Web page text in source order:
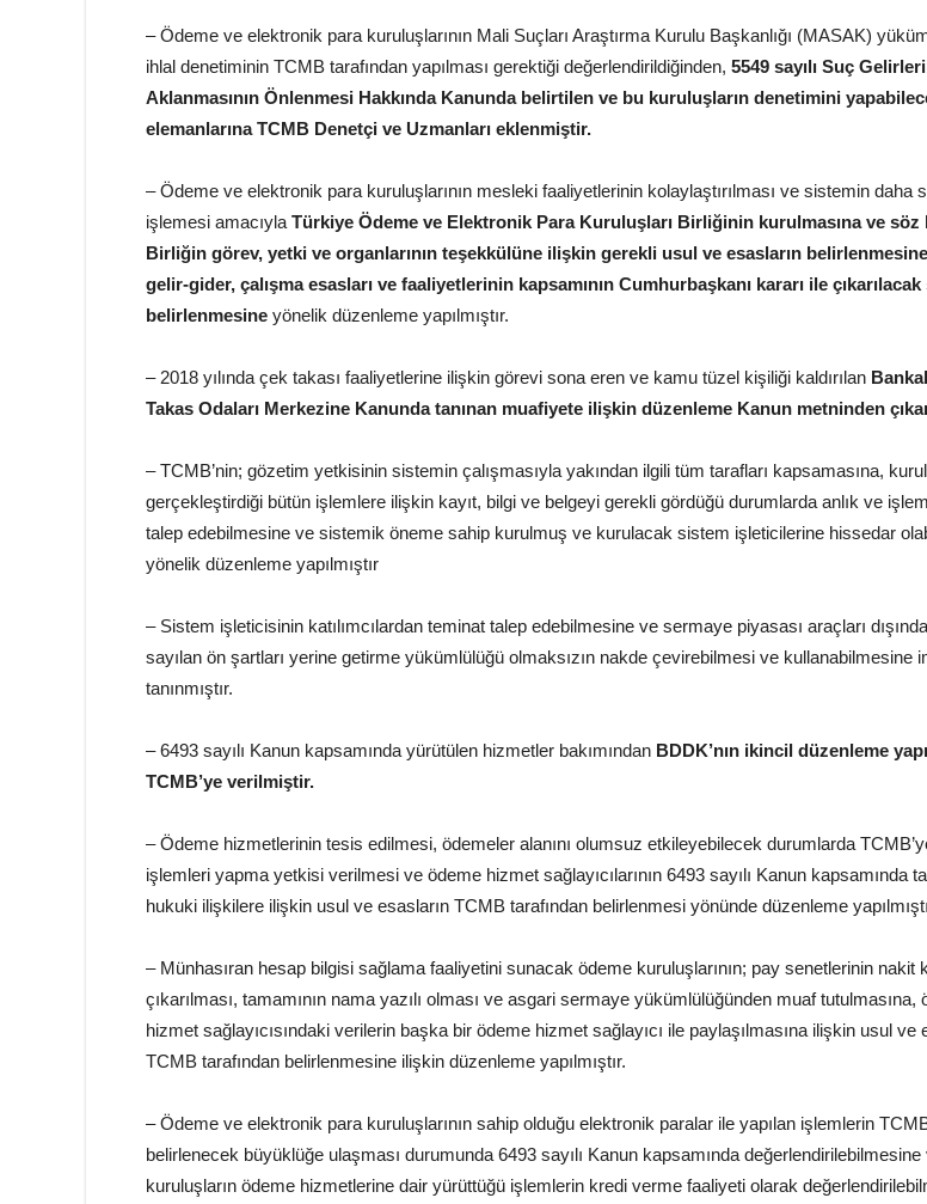
– Ödeme ve elektronik para kuruluşlarının Mali Suçları Araştırma Kurulu Başkanlığı (MASAK)
ihlal denetiminin TCMB tarafından yapılması gerektiği değerlendirildiğinden, 5549 sayılı Suç
Aklanmasının Önlenmesi Hakkında Kanunda belirtilen ve bu kuruluşların denetimini
elemanlarına TCMB Denetçi ve Uzmanları eklenmiştir.
– Ödeme ve elektronik para kuruluşlarının mesleki faaliyetlerinin kolaylaştırılması ve sistemin daha
işlemesi amacıyla Türkiye Ödeme ve Elektronik Para Kuruluşları Birliğinin kurulmasına ve söz
Birliğin görev, yetki ve organlarının teşekkülüne ilişkin gerekli usul ve esasların
gelir-gider, çalışma esasları ve faaliyetlerinin kapsamının Cumhurbaşkanı kararı ile
belirlenmesine yönelik düzenleme yapılmıştır.
– 2018 yılında çek takası faaliyetlerine ilişkin görevi sona eren ve kamu tüzel kişiliği kaldırılan
Takas Odaları Merkezine Kanunda tanınan muafiyete ilişkin düzenleme Kanun metninden
– TCMB’nin; gözetim yetkisinin sistemin çalışmasıyla yakından ilgili tüm tarafları kapsamasına,
gerçekleştirdiği bütün işlemlere ilişkin kayıt, bilgi ve belgeyi gerekli gördüğü durumlarda anlık ve
talep edebilmesine ve sistemik öneme sahip kurulmuş ve kurulacak sistem işleticilerine hissedar
yönelik düzenleme yapılmıştır
– Sistem işleticisinin katılımcılardan teminat talep edebilmesine ve sermaye piyasası araçları
sayılan ön şartları yerine getirme yükümlülüğü olmaksızın nakde çevirebilmesi ve kullanabilmesine
tanınmıştır.
– 6493 sayılı Kanun kapsamında yürütülen hizmetler bakımından BDDK’nın ikincil düzenleme
TCMB’ye verilmiştir.
– Ödeme hizmetlerinin tesis edilmesi, ödemeler alanını olumsuz etkileyebilecek durumlarda
işlemleri yapma yetkisi verilmesi ve ödeme hizmet sağlayıcılarının 6493 sayılı Kanun kapsamında
hukuki ilişkilere ilişkin usul ve esasların TCMB tarafından belirlenmesi yönünde düzenleme
– Münhasıran hesap bilgisi sağlama faaliyetini sunacak ödeme kuruluşlarının; pay senetlerinin nakit
çıkarılması, tamamının nama yazılı olması ve asgari sermaye yükümlülüğünden muaf tutulmasına,
hizmet sağlayıcısındaki verilerin başka bir ödeme hizmet sağlayıcı ile paylaşılmasına ilişkin usul ve
TCMB tarafından belirlenmesine ilişkin düzenleme yapılmıştır.
– Ödeme ve elektronik para kuruluşlarının sahip olduğu elektronik paralar ile yapılan işlemlerin
belirlenecek büyüklüğe ulaşması durumunda 6493 sayılı Kanun kapsamında değerlendirilebilmesine
kuruluşların ödeme hizmetlerine dair yürüttüğü işlemlerin kredi verme faaliyeti olarak